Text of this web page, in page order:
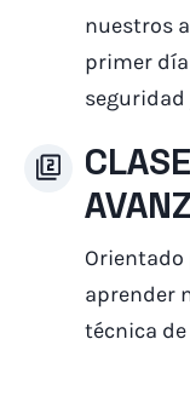
nuestros
primer
aprender
técnica